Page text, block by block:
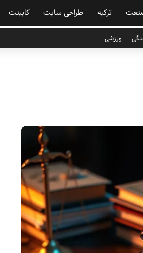
ترکیه طراحی سایت کابینت
ورزشی